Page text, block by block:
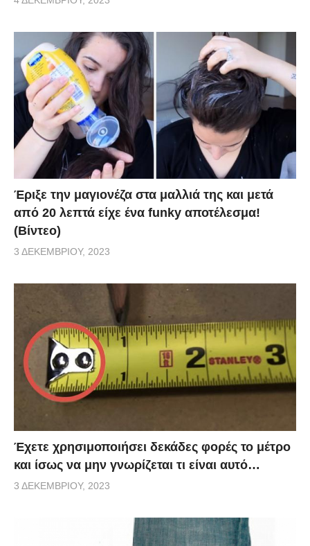
Έριξε την μαγιονέζα στα μαλλιά της και μετά
από 20 λεπτά είχε ένα funky αποτέλεσμα!
(Βίντεο)
3 ΔΕΚΕΜΒΡΊΟΥ, 2023
Έχετε χρησιμοποιήσει δεκάδες φορές το μέτρο
και ίσως να μην γνωρίζεται τι είναι αυτό…
3 ΔΕΚΕΜΒΡΊΟΥ, 2023